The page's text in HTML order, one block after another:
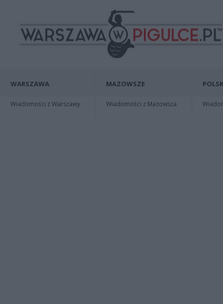
WARSZAWA
Wiadomości z Warszawy
MAZOWSZE
Wiadomości z Mazowsza